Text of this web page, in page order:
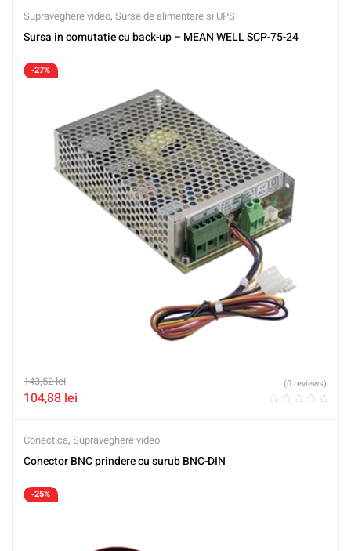
Supraveghere video, Surse de alimentare si UPS
Sursa in comutatie cu back-up – MEAN WELL SCP-75-24
-27%
143,52lei
104,88 lei
(0 reviews)
Conectica, Supraveghere video
Conector BNC prindere cu surub BNC-DIN
-25%